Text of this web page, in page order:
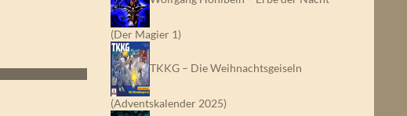
(Der Magier 1)
TKKG – Die Weihnachtsgeiseln
(Adventskalender 2025)